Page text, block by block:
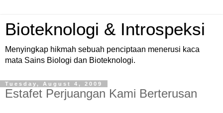
Bioteknologi & Introspeksi
Menyingkap hikmah sebuah penciptaan menerusi kaca
mata Sains Biologi dan Bioteknologi.
Tuesday, August 4, 2009
Estafet Perjuangan Kami Berterusan